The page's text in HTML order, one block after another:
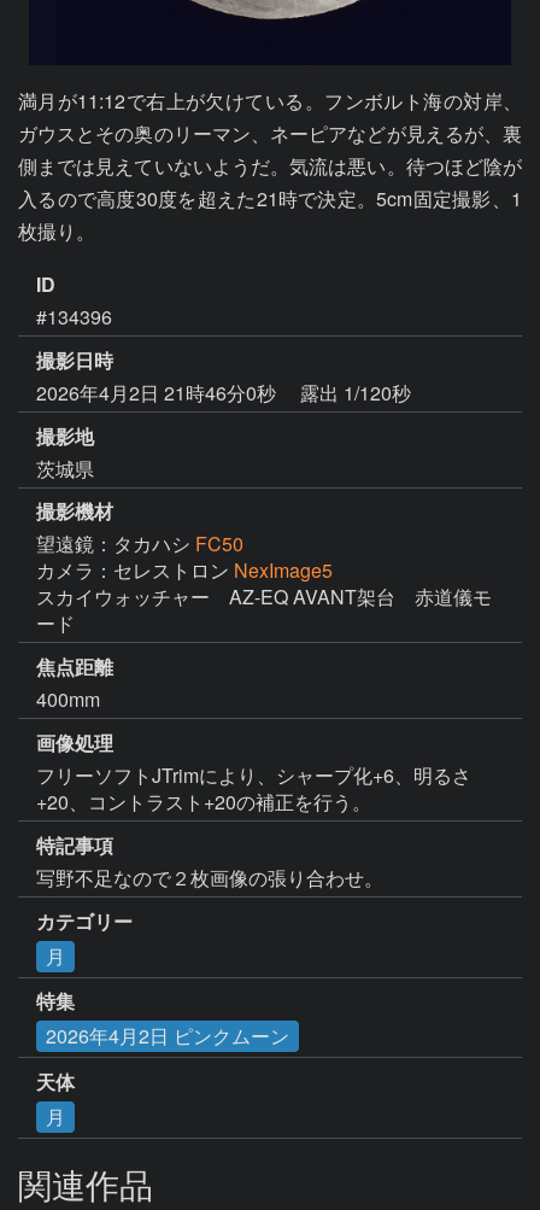
満月が11:12で右上が欠けている。フンボルト海の対岸、
ガウスとその奥のリーマン、ネーピアなどが見えるが、裏
側までは見えていないようだ。気流は悪い。待つほど陰が
入るので高度30度を超えた21時で決定。5cm固定撮影、1
枚撮り。
ID
#134396
撮影日時
2026年4月2日 21時46分0秒
露出 1/120秒
撮影地
茨城県
撮影機材
望遠鏡：タカハシ FC50
カメラ：セレストロン NexImage5
スカイウォッチャー　AZ-EQ AVANT架台　赤道儀モ
ード
焦点距離
400mm
画像処理
フリーソフトJTrimにより、シャープ化+6、明るさ
+20、コントラスト+20の補正を行う。
特記事項
写野不足なので２枚画像の張り合わせ。
カテゴリー
月
特集
2026年4月2日 ピンクムーン
天体
月
関連作品